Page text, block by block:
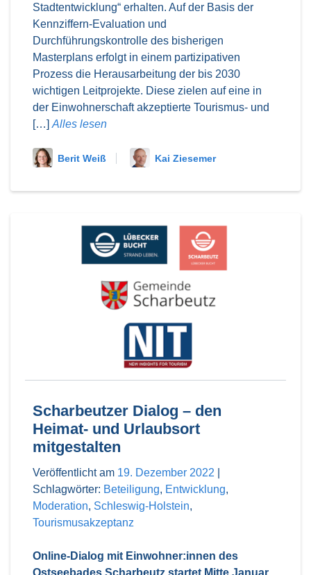
Stadtentwicklung“ erhalten. Auf der Basis der
Kennziffern-Evaluation und
Durchführungskontrolle des bisherigen
Masterplans erfolgt in einem partizipativen
Prozess die Herausarbeitung der bis 2030
wichtigen Leitprojekte. Diese zielen auf eine in
der Einwohnerschaft akzeptierte Tourismus- und
[…] Alles lesen
Berit Weiß Kai Ziesemer
Scharbeutzer Dialog – den
Heimat- und Urlaubsort
mitgestalten
Veröffentlicht am 19. Dezember 2022
Schlagwörter: Beteiligung, Entwicklung,
Moderation, Schleswig-Holstein,
Tourismusakzeptanz
Online-Dialog mit Einwohner:innen des
Ostseebades Scharbeutz startet Mitte Januar